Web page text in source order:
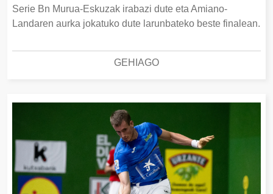
Serie Bn Murua-Eskuzak irabazi dute eta Amiano-
Landaren aurka jokatuko dute larunbateko beste finalean.
GEHIAGO